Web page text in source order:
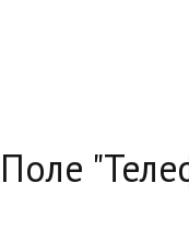
Поле